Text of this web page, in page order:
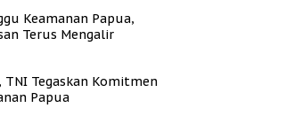
Keamanan Papua,
Terus Mengalir
TNI Tegaskan Komitmen
Papua